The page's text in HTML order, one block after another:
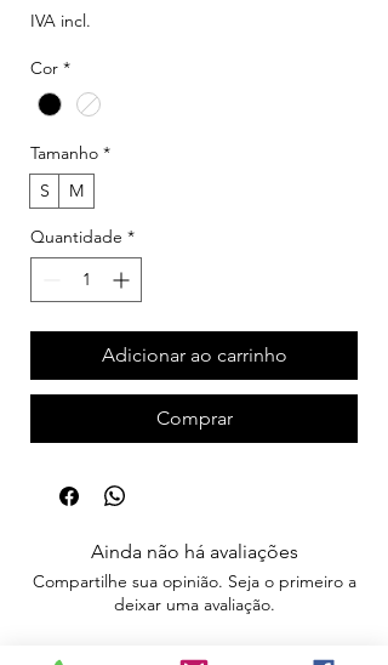
IVA incl.
Cor *
Tamanho *
S
M
Quantidade *
Adicionar ao carrinho
Comprar
Ainda não há avaliações
Compartilhe sua opinião. Seja o primeiro a
deixar uma avaliação.